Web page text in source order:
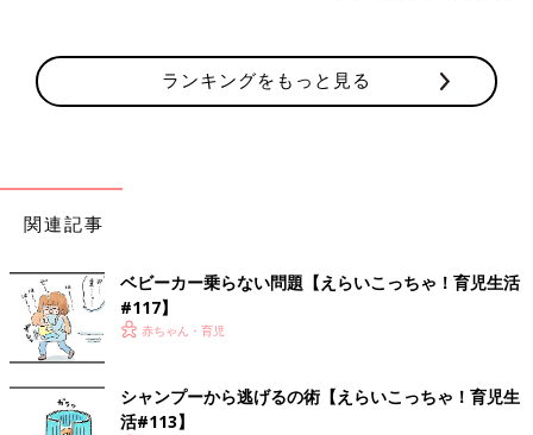
ランキングをもっと見る
関連記事
ベビーカー乗らない問題【えらいこっちゃ！育児生活
#117】
赤ちゃん・育児
シャンプーから逃げるの術【えらいこっちゃ！育児生
活#113】